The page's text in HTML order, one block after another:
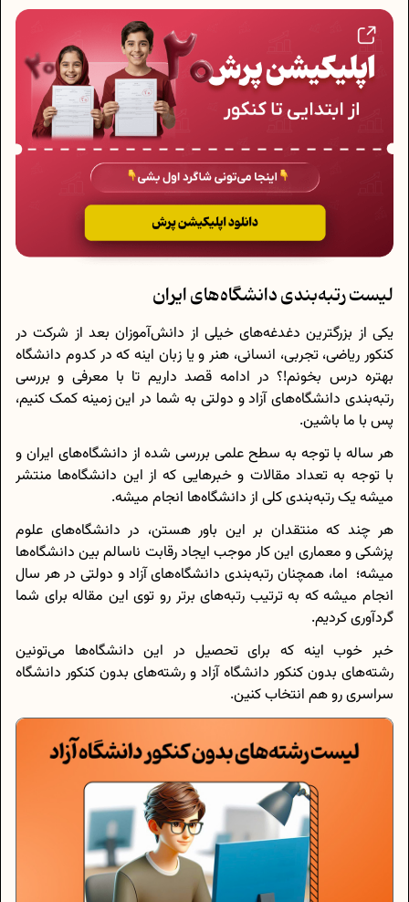
لیست رتبه‌بندی دانشگاه‌های ایران
یکی از بزرگترین دغدغه‌های خیلی از دانش‌آموزان بعد از شرکت در
کنکور ریاضی، تجربی، انسانی، هنر و یا زبان اینه که در کدوم دانشگاه
بهتره درس بخونم!؟ در ادامه قصد داریم تا با معرفی و بررسی
رتبه‌بندی دانشگاه‌های آزاد و دولتی به شما در این زمینه کمک کنیم،
پس با ما باشین.
هر ساله با توجه به سطح علمی بررسی شده از دانشگاه‌های ایران و
با توجه به تعداد مقالات و خبرهایی که از این دانشگاه‌ها منتشر
میشه یک رتبه‌بندی کلی از دانشگاه‌ها انجام میشه.
هر چند که منتقدان بر این باور هستن، در دانشگاه‌های علوم
پزشکی و معماری این کار موجب ایجاد رقابت ناسالم بین دانشگاه‌ها
میشه؛ اما، همچنان رتبه‌بندی دانشگاه‌های آزاد و دولتی در هر سال
انجام میشه که به ترتیب رتبه‌های برتر رو توی این مقاله برای شما
گردآوری کردیم.
خبر خوب اینه که برای تحصیل در این دانشگاه‌ها می‌تونین
رشته‌های بدون کنکور دانشگاه آزاد و رشته‌های بدون کنکور دانشگاه
سراسری رو هم انتخاب کنین.